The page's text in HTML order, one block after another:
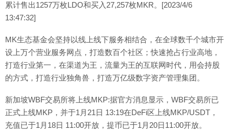
累计售出1257万枚LDO和买入27,257枚MKR。[2023/4/6
13:47:32]
MK生态基金会坚持以线上线下服务相结合，在全球数千个城市开
设上万个营业服务网点，打造数百个社区；快速抢占行业高地，
打造行业第一，在渠道为王，流量为王的互联网时代，用会持股
的方式，打造行业独角兽，打造万亿级数字资产管理集团。
新加坡WBF交易所将上线MKP:据官方消息显示，WBF交易所已
正式上线MKP，并于1月21日 13:19在DeFi区上线MKP/USDT，
充值已于1月18日 11:00开放，提币已于1月20日11:00开放。